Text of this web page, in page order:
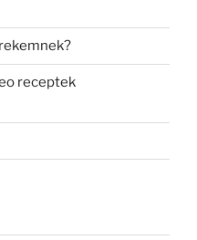
receptek